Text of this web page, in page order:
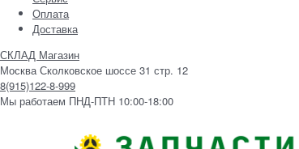
Оплата
Доставка
СКЛАД Магазин
Москва Сколковское шоссе 31 стр. 12
8(915)122-8-999
Мы работаем ПНД-ПТН 10:00-18:00